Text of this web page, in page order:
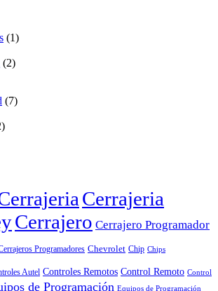
(1)
(2)
(7)
Cerrajeria
Cerrajero Cerrajero Programador
Programadores Chevrolet Chip Chips
Autel Controles Remotos Control Remoto Control
de Programación Equipos de Programación